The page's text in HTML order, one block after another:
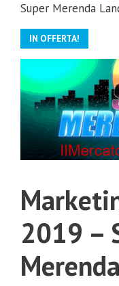
Super Merenda
IN OFFERTA!
2019 –